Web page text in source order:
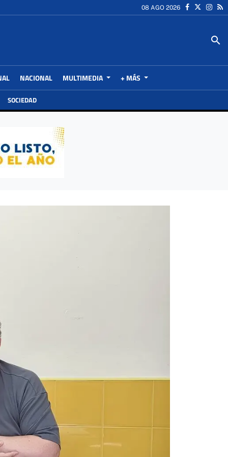
08 AGO 2026
search
NACIONAL MULTIMEDIA + MÁS
SOCIEDAD